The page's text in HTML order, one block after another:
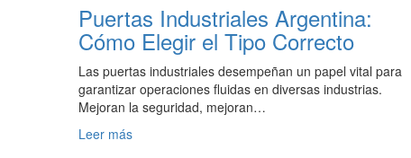
Puertas Industriales Argentina:
Cómo Elegir el Tipo Correcto
Las puertas industriales desempeñan un papel vital para
garantizar operaciones fluidas en diversas industrias.
Mejoran la seguridad, mejoran…
Leer más